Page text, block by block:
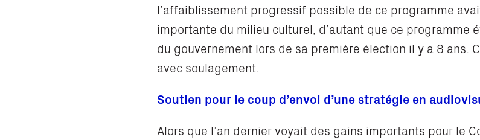
l’affaiblissement progressif possible de ce programme
importante du milieu culturel, d’autant que ce programme
du gouvernement lors de sa première élection il y a 8 ans.
avec soulagement.
Soutien pour le coup d’envoi d’une stratégie en
Alors que l’an dernier voyait des gains importants pour le